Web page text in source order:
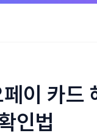
이 카드
인법